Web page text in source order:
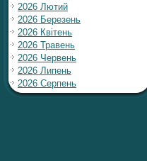
2026 Лютий
2026 Березень
2026 Квітень
2026 Травень
2026 Червень
2026 Липень
2026 Серпень